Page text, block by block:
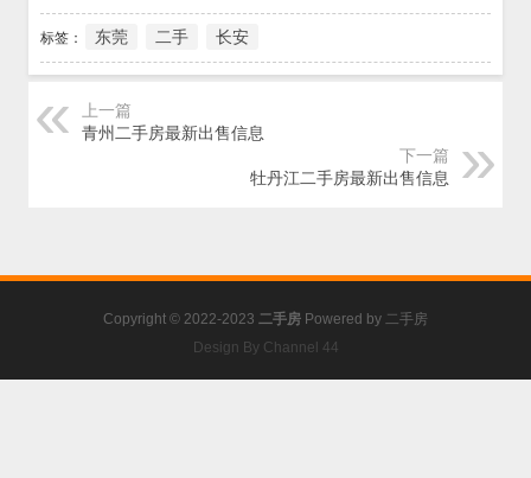
标签： 东莞 二手 长安
上一篇
青州二手房最新出售信息
下一篇
牡丹江二手房最新出售信息
Copyright © 2022-2023 二手房 Powered by 二手房
Design By Channel 44